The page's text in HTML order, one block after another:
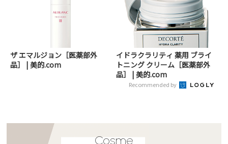
ザ エマルジョン［医薬部外
品］ | 美的.com
イドラクラリティ 薬用 ブライ
トニング クリーム［医薬部外
品］ | 美的.com
Recommended by
Cosme